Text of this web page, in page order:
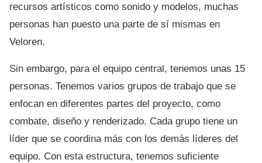
recursos artísticos como sonido y modelos, muchas
personas han puesto una parte de sí mismas en
Veloren.
Sin embargo, para el equipo central, tenemos unas 15
personas. Tenemos varios grupos de trabajo que se
enfocan en diferentes partes del proyecto, como
combate, diseño y renderizado. Cada grupo tiene un
líder que se coordina más con los demás líderes del
equipo. Con esta estructura, tenemos suficiente